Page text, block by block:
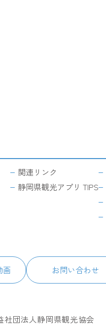
関連リンク
静岡県観光アプリ TIPS
画 お問い合わせ
社団法人静岡県観光協会